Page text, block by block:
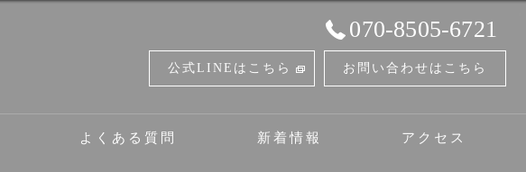
070-8505-6721
公式LINEはこちら お問い合わせはこちら
よくある質問 新着情報 アクセス